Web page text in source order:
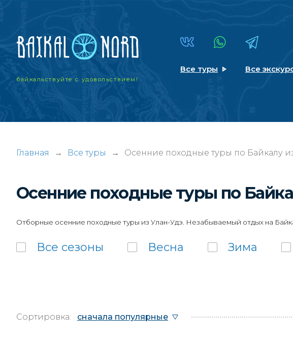
байкальствуйтес удовольствием!
Все туры Все
Главная → Все туры → Осенние походные туры по Байкалу
Осенние походные туры по
Отборные осенние походные туры из Улан-Удэ. Незабываемый отдых на
Все сезоны Весна Зима
Сортировка: сначала популярные